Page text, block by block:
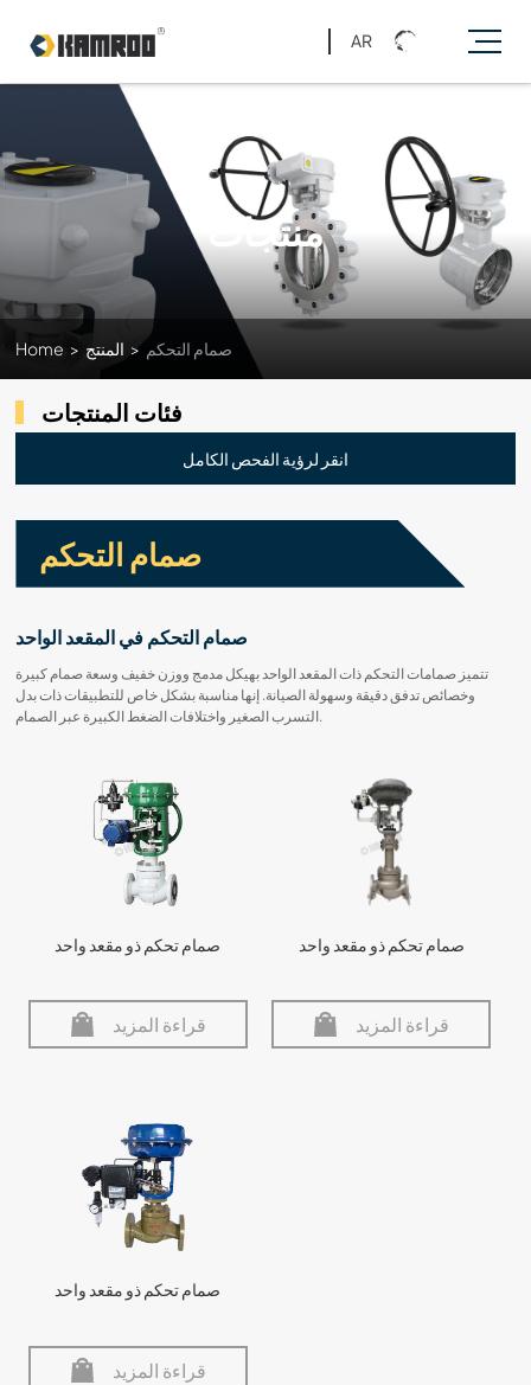
AR
منتجات
Home > المنتج > صمام التحكم
فئات المنتجات
انقر لرؤية الفحص الكامل
صمام التحكم
صمام التحكم في المقعد الواحد
تتميز صمامات التحكم ذات المقعد الواحد بهيكل مدمج ووزن خفيف وسعة صمام كبيرة
وخصائص تدفق دقيقة وسهولة الصيانة. إنها مناسبة بشكل خاص للتطبيقات ذات بدل
التسرب الصغير واختلافات الضغط الكبيرة عبر الصمام.
صمام تحكم ذو مقعد واحد
قراءة المزيد
صمام تحكم ذو مقعد واحد
قراءة المزيد
صمام تحكم ذو مقعد واحد
قراءة المزيد